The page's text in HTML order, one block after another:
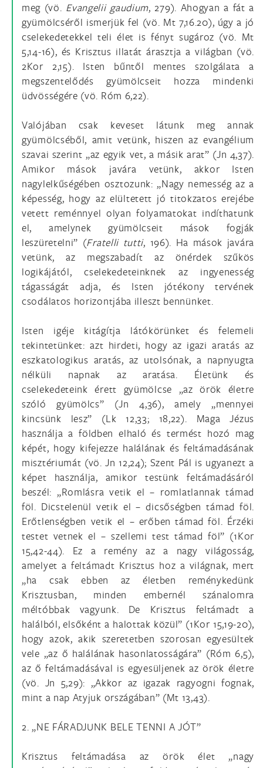
meg (vö. Evangelii gaudium, 279). Ahogyan a fát a
gyümölcséről ismerjük fel (vö. Mt 7,16.20), úgy a jó
cselekedetekkel teli élet is fényt sugároz (vö. Mt
5,14-16), és Krisztus illatát árasztja a világban (vö.
2Kor 2,15). Isten bűntől mentes szolgálata a
megszentelődés gyümölcseit hozza mindenki
üdvösségére (vö. Róm 6,22).
Valójában csak keveset látunk meg annak
gyümölcséből, amit vetünk, hiszen az evangélium
szavai szerint „az egyik vet, a másik arat” (Jn 4,37).
Amikor mások javára vetünk, akkor Isten
nagylelkűségében osztozunk: „Nagy nemesség az a
képesség, hogy az elültetett jó titokzatos erejébe
vetett reménnyel olyan folyamatokat indíthatunk
el, amelynek gyümölcseit mások fogják
leszüretelni” (Fratelli tutti, 196). Ha mások javára
vetünk, az megszabadít az önérdek szűkös
logikájától, cselekedeteinknek az ingyenesség
tágasságát adja, és Isten jótékony tervének
csodálatos horizontjába illeszt bennünket.
Isten igéje kitágítja látókörünket és felemeli
tekintetünket: azt hirdeti, hogy az igazi aratás az
eszkatologikus aratás, az utolsónak, a napnyugta
nélküli napnak az aratása. Életünk és
cselekedeteink érett gyümölcse „az örök életre
szóló gyümölcs” (Jn 4,36), amely „mennyei
kincsünk lesz” (Lk 12,33; 18,22). Maga Jézus
használja a földben elhaló és termést hozó mag
képét, hogy kifejezze halálának és feltámadásának
misztériumát (vö. Jn 12,24); Szent Pál is ugyanezt a
képet használja, amikor testünk feltámadásáról
beszél: „Romlásra vetik el – romlatlannak támad
föl. Dicstelenül vetik el – dicsőségben támad föl.
Erőtlenségben vetik el – erőben támad föl. Érzéki
testet vetnek el – szellemi test támad föl” (1Kor
15,42-44). Ez a remény az a nagy világosság,
amelyet a feltámadt Krisztus hoz a világnak, mert
„ha csak ebben az életben reménykedünk
Krisztusban, minden embernél szánalomra
méltóbbak vagyunk. De Krisztus feltámadt a
halálból, elsőként a halottak közül” (1Kor 15,19-20),
hogy azok, akik szeretetben szorosan egyesültek
vele „az ő halálának hasonlatosságára” (Róm 6,5),
az ő feltámadásával is egyesüljenek az örök életre
(vö. Jn 5,29): „Akkor az igazak ragyogni fognak,
mint a nap Atyjuk országában” (Mt 13,43).
2. „NE FÁRADJUNK BELE TENNI A JÓT”
Krisztus feltámadása az örök élet „nagy